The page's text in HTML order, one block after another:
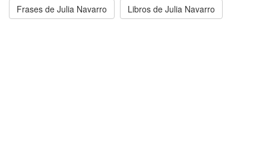
Frases de Julia Navarro Libros de Julia Navarro